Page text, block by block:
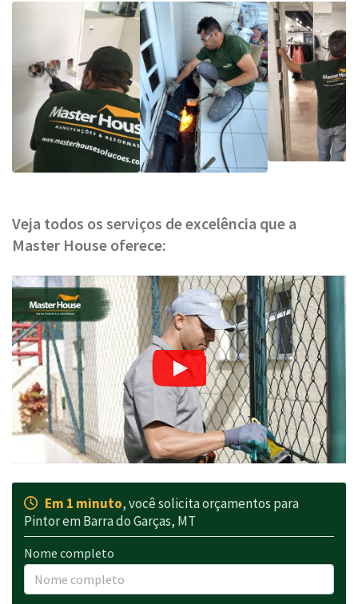
Veja todos os serviços de excelência que a
Master House oferece:
Em 1 minuto, você solicita orçamentos para
Pintor em Barra do Garças, MT
Nome completo